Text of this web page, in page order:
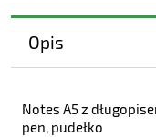
Opis
Notes A5 z
pen, pudełko